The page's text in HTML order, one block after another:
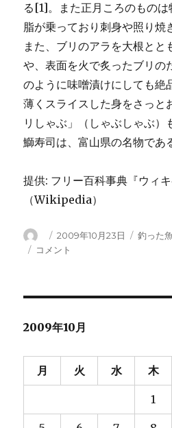
る[1]。また正月ころのものは
脂が乗っており刺身や照り焼
また、ブリのアラを大根とと
や、表面を火で炙ったブリの
のように味噌漬けにしても絶
薄くスライスした身をさっと
リしゃぶ」（しゃぶしゃぶ）
鰤寿司は、富山県の名物であ
提供: フリー百科事典『ウィ
（Wikipedia）
投
稿
投
稿
2009年10月23日
カ
釣った
ブ
ス
目
ア
ブ
コメント
2009年10月
月 火 水 木
1